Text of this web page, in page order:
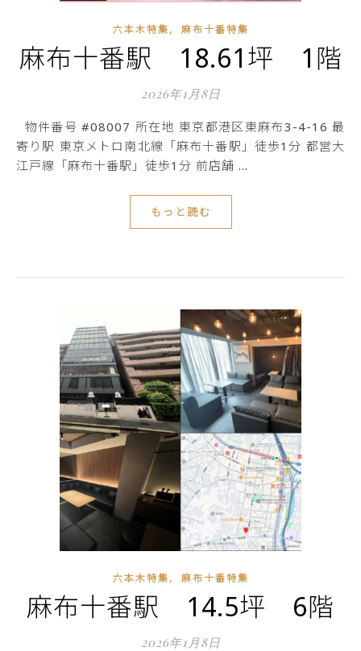
六本木特集, 麻布十番特集
麻布十番駅 18.61坪 1階
2026年1月8日
物件番号 #08007 所在地 東京都港区東麻布3-4-16 最
寄り駅 東京メトロ南北線「麻布十番駅」徒歩1分 都営大
江戸線「麻布十番駅」徒歩1分 前店舗 …
もっと読む
六本木特集, 麻布十番特集
麻布十番駅 14.5坪 6階
2026年1月8日